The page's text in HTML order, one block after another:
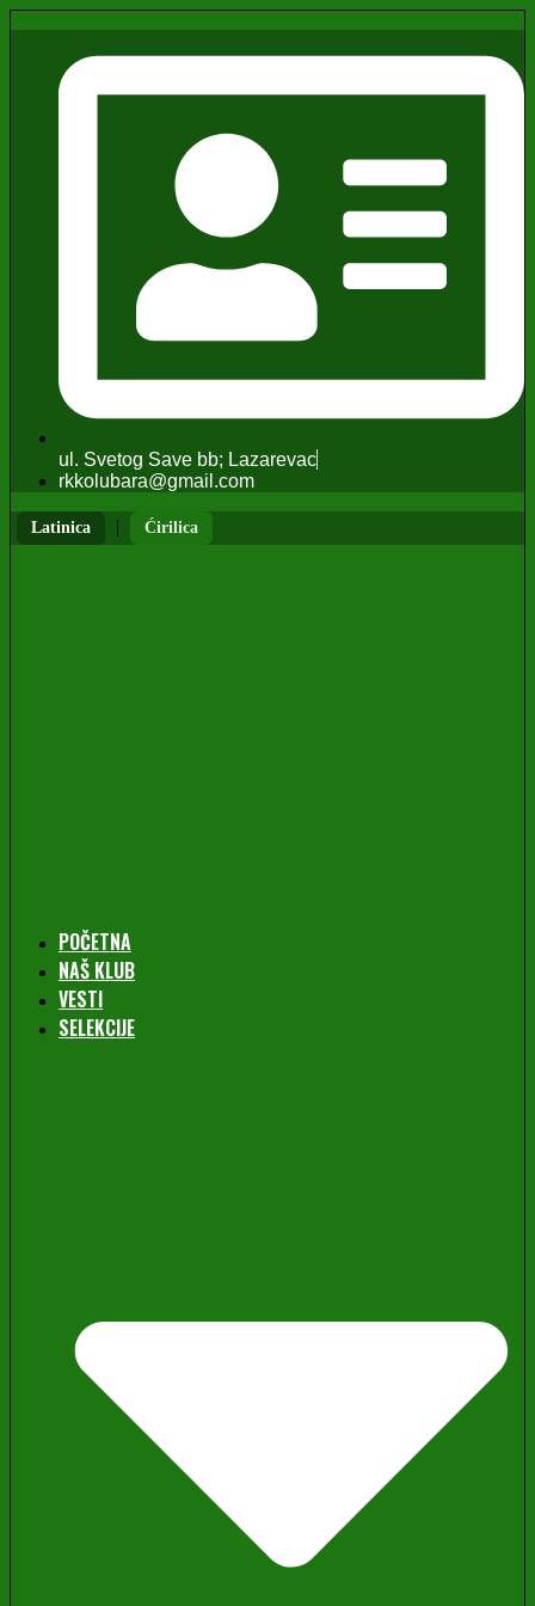
ul. Svetog Save bb; Lazarevac
rkkolubara@gmail.com
Latinica | Ćirilica
POČETNA
NAŠ KLUB
VESTI
SELEKCIJE